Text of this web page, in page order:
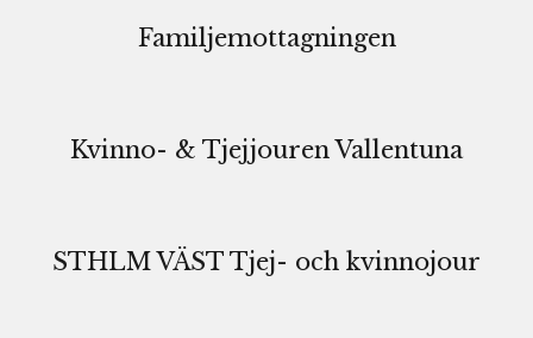
Familjemottagningen
Kvinno- & Tjejjouren Vallentuna
STHLM VÄST Tjej- och kvinnojour